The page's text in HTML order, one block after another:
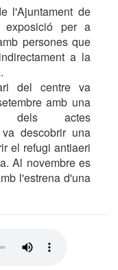
l'Ajuntament de
exposició per a
persones que
a la
del centre va
amb una
dels actes
descobrir una
el refugi antiaeri
Al novembre es
l'estrena d'una